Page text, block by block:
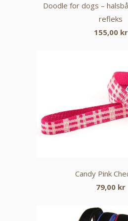
Doodle for dogs –
refleks
155,00 kr
Candy Pink
79,00 kr